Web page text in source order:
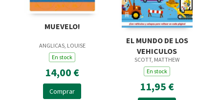
MUEVELO!
ANGLICAS, LOUISE
En stock
14,00 €
Comprar
EL MUNDO DE LOS
VEHICULOS
SCOTT, MATTHEW
En stock
11,95 €